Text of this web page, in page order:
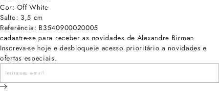
Cor: Off White
Salto: 3,5 cm
Referência: B3540900020005
cadastre-se para receber as novidades de Alexandre Birman
Inscreva-se hoje e desbloqueie acesso prioritário a novidades e
ofertas especiais.